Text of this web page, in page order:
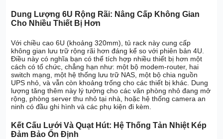
Dung Lượng 6U Rộng Rãi: Nâng Cấp Không Gian
Cho Nhiều Thiết Bị Hơn
Với chiều cao 6U (khoảng 320mm), tủ rack này cung cấp
không gian lưu trữ rộng rãi hơn đáng kể so với phiên bản 4U.
Điều này có nghĩa bạn có thể tích hợp nhiều thiết bị hơn một
cách có tổ chức, chẳng hạn như: một bộ modem-router, hai
switch mạng, một hệ thống lưu trữ NAS, một bộ chia nguồn
UPS nhỏ, và vẫn còn khoảng trống cho các thiết bị khác. Dung
lượng tăng thêm này lý tưởng cho các văn phòng nhỏ đang mở
rộng, phòng server thu nhỏ tại nhà, hoặc hệ thống camera an
ninh có đầu ghi hình và các phụ kiện đi kèm.
Kết Cấu Lưới Và Quạt Hút: Hệ Thống Tản Nhiệt Kép
Đảm Bảo Ổn Định